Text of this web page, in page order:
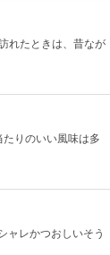
れたときは、昔なが
りのいい風味は多
ャレかつおしいそう